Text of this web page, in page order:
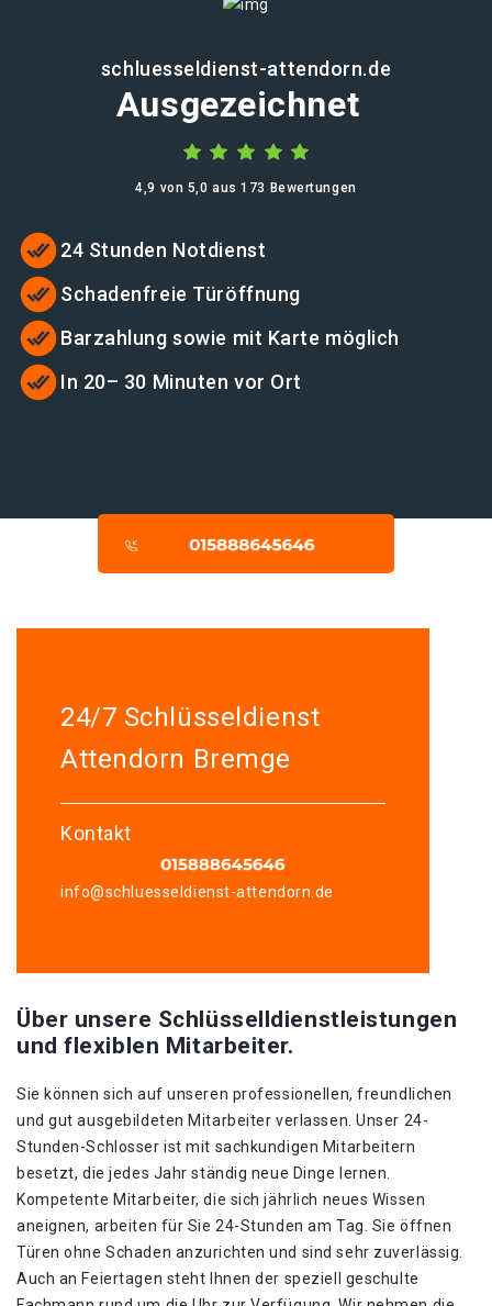
schluesseldienst-attendorn.de
Ausgezeichnet
4,9 von 5,0 aus 173 Bewertungen
24 Stunden Notdienst
Schadenfreie Türöffnung
Barzahlung sowie mit Karte möglich
In 20– 30 Minuten vor Ort
24/7 Schlüsseldienst
Attendorn Bremge
Kontakt
info@schluesseldienst-attendorn.de
Über unsere Schlüsselldienstleistungen
und flexiblen Mitarbeiter.
Sie können sich auf unseren professionellen, freundlichen
und gut ausgebildeten Mitarbeiter verlassen. Unser 24-
Stunden-Schlosser ist mit sachkundigen Mitarbeitern
besetzt, die jedes Jahr ständig neue Dinge lernen.
Kompetente Mitarbeiter, die sich jährlich neues Wissen
aneignen, arbeiten für Sie 24-Stunden am Tag. Sie öffnen
Türen ohne Schaden anzurichten und sind sehr zuverlässig.
Auch an Feiertagen steht Ihnen der speziell geschulte